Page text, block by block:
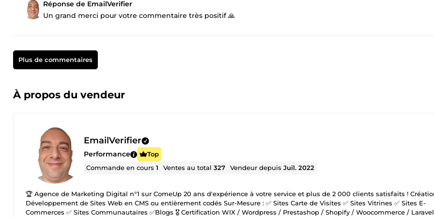
Réponse de EmailVerifier
Un grand merci pour votre commentaire très positif 🙏
Plus de commentaires
À propos du vendeur
EmailVerifier
Performance
Top
Commande en cours1 Ventes au total327 Vendeur depuisJuil. 2022
🏆 Agence de Marketing Digital n°1 sur ComeUp 20 ans d'expérience à votre service et plus de 2 000 clients satisfaits !
Développement de Sites Web en CMS ou entièrement codés Sur-Mesure : ✅ Sites Carte de Visites ✅ Sites Vitrines ✅ Sites E-
Commerces ✅ Sites Communautaires ✅Blogs 🎖️ Certification WIX / Wordpress / Prestashop / Shopify / Woocommerce /